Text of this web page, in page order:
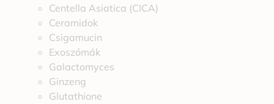
Centella Asiatica (CICA)
Ceramidok
Csigamucin
Exoszómák
Galactomyces
Ginzeng
Glutathione